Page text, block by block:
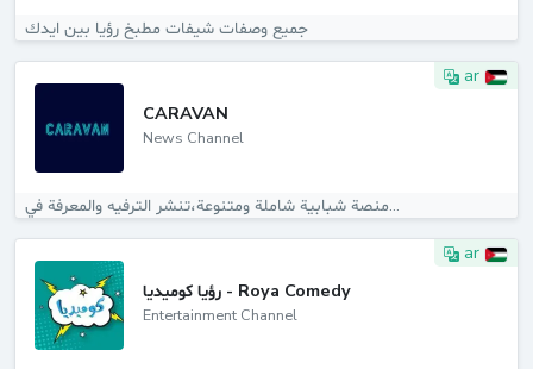
جميع وصفات شيفات مطبخ رؤيا بين ايدك
ar
CARAVAN
News Channel
منصة شبابية شاملة ومتنوعة،تنشر الترفيه والمعرفة في...
ar
رؤيا كوميديا - Roya Comedy
Entertainment Channel